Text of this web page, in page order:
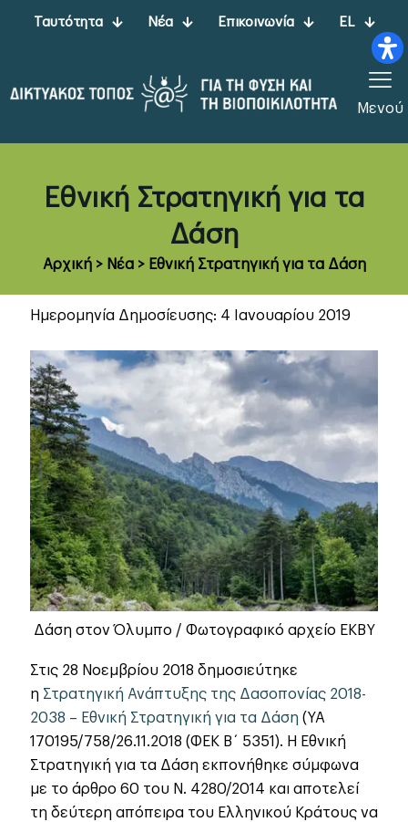
Ταυτότητα Νέα Επικοινωνία EL
Μενού
Εθνική Στρατηγική για τα
Δάση
Αρχική> Νέα> Εθνική Στρατηγική για τα Δάση
Ημερομηνία Δημοσίευσης: 4 Ιανουαρίου 2019
Δάση στον Όλυμπο / Φωτογραφικό αρχείο ΕΚΒΥ
Στις 28 Νοεμβρίου 2018 δημοσιεύτηκε
η Στρατηγική Ανάπτυξης της Δασοπονίας 2018-
2038 – Εθνική Στρατηγική για τα Δάση (ΥΑ
170195/758/26.11.2018 (ΦΕΚ Β´ 5351). Η Εθνική
Στρατηγική για τα Δάση εκπονήθηκε σύμφωνα
με το άρθρο 60 του Ν. 4280/2014 και αποτελεί
τη δεύτερη απόπειρα του Ελληνικού Κράτους να